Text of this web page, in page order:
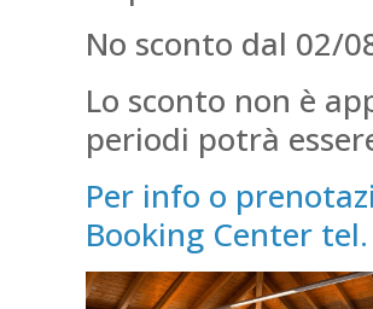
No sconto dal 02/
Lo sconto non è
periodi potrà
Per info o
Booking Center